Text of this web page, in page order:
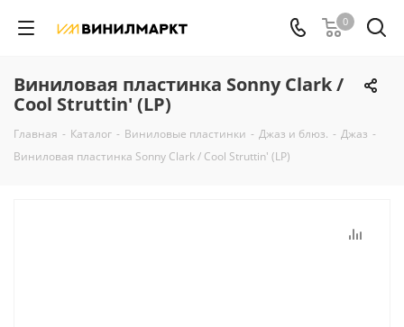
0
Виниловая пластинка Sonny Clark /
Cool Struttin' (LP)
Главная - Каталог - Виниловые пластинки - Джаз и блюз. - Джаз -
Виниловая пластинка Sonny Clark / Cool Struttin' (LP)